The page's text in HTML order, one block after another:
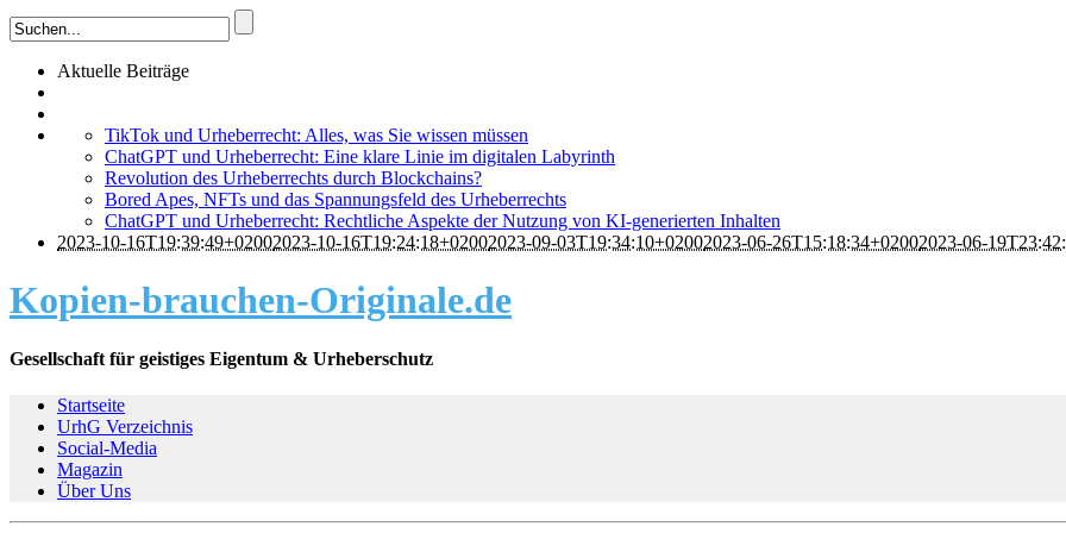
Aktuelle Beiträge
TikTok und Urheberrecht: Alles, was Sie wissen müssen
ChatGPT und Urheberrecht: Eine klare Linie im digitalen Labyrinth
Revolution des Urheberrechts durch Blockchains?
Bored Apes, NFTs und das Spannungsfeld des Urheberrechts
ChatGPT und Urheberrecht: Rechtliche Aspekte der Nutzung von KI-generierten Inhalten
2023-10-16T19:39:49+02002023-10-16T19:24:18+02002023-09-03T19:34:10+02002023-06-26T15:18:34+02002023-06-
Kopien-brauchen-Originale.de
Gesellschaft für geistiges Eigentum & Urheberschutz
Startseite
UrhG Verzeichnis
Social-Media
Magazin
Über Uns